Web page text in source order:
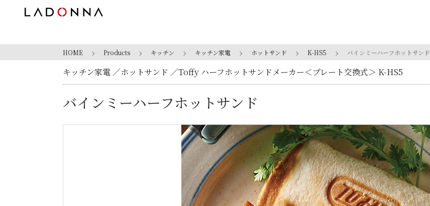
HOME Products キッチン キッチン家電 ホットサンド K-HS5 バインミーハーフホットサンド
キッチン家電 ホットサンド Toffy ハーフホットサンドメーカー＜プレート交換式＞ K-HS5
バインミーハーフホットサンド